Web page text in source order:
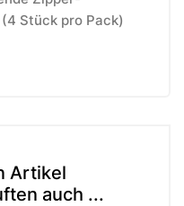
Stück pro Pack)
Artikel
auch ...